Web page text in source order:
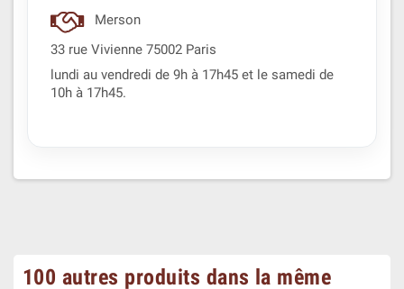
Merson
33 rue Vivienne 75002 Paris
lundi au vendredi de 9h à 17h45 et le samedi de
10h à 17h45.
100 autres produits dans la même